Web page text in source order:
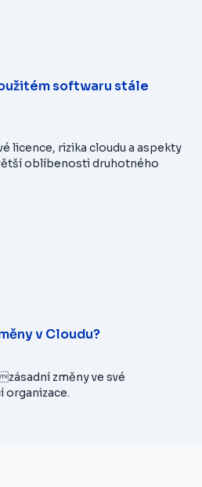
softwaru stále
licence, rizika cloudu a aspekty
oblíbenosti druhotného
v Cloudu?
změny ve své
organizace.